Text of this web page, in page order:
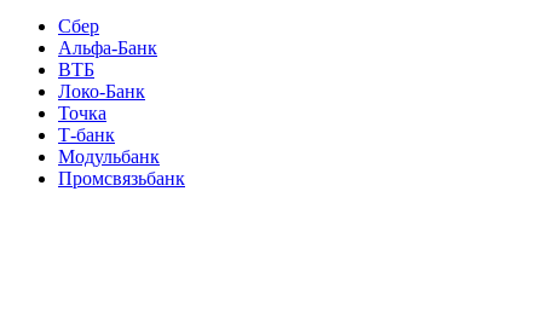
Сбер
Альфа-Банк
ВТБ
Локо-Банк
Точка
Т-банк
Модульбанк
Промсвязьбанк